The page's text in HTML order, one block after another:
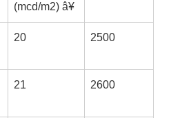
(mcd/m2) â¥
20 2500
21 2600